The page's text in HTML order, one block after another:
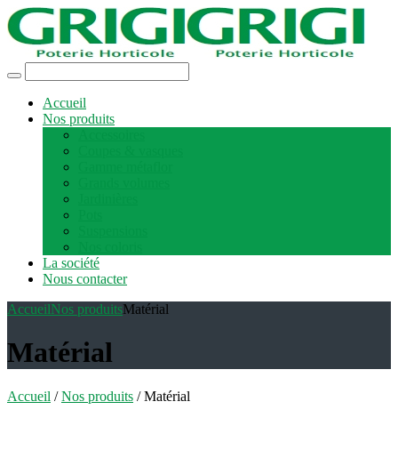
Accueil
Nos produits
La société
Nous contacter
AccueilNos produitsMatérial
Matérial
Accueil /Nos produits / Matérial